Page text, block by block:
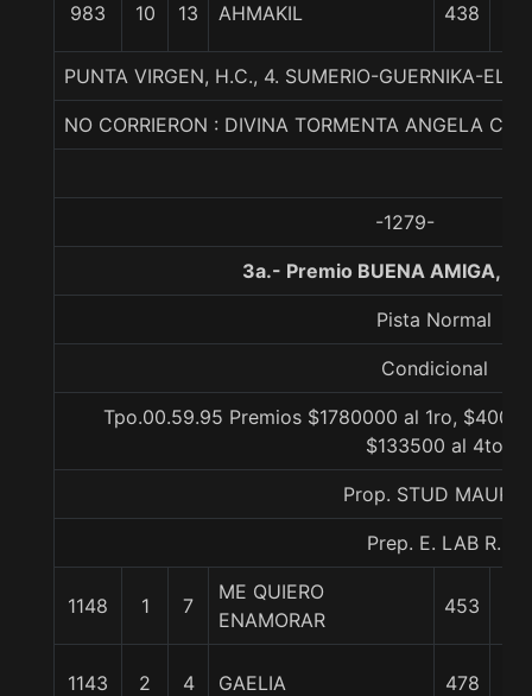
983 10 13 AHMAKIL 438
PUNTA VIRGEN, H.C., 4. SUMERIO-GUERNIKA-
NO CORRIERON : DIVINA TORMENTA ANGELA
-1279-
3a.- Premio BUENA AMIGA,
Pista Normal
Condicional
Tpo.00.59.95 Premios $1780000 al 1ro,
$133500 al 4to
Prop. STUD MAURO
Prep. E. LAB R.
1148 1 7
ME QUIERO
ENAMORAR
453
1143 2 4 GAELIA 478